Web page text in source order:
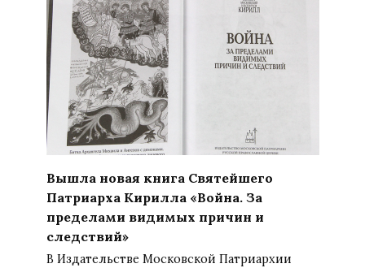
Вышла новая книга Святейшего
Патриарха Кирилла «Война. За
пределами видимых причин и
следствий»
В Издательстве Московской Патриархии